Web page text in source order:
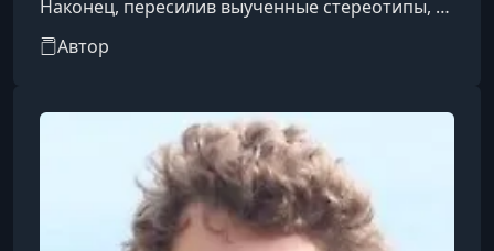
Наконец, пересилив выученные стереотипы, в
33 года начала самостоятельно изучать
математику с нуля. Осознав, что в одиночку
учебную группу для взрослых.Лектор и ученик
одновременно, знает, с какими проблемами
сталкивается человек, пришедший делать то,
что считается невозможным - и как ему в этом
Автор